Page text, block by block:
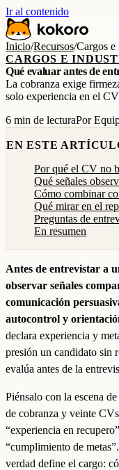
Ir al contenido
Inicio/Recursos/Cargos e
CARGOS E
Qué evaluar antes de
La cobranza exige
solo experiencia en el CV
6 min de lecturaPor
EN ESTE
Por qué el CV no
Qué señales
Cómo combinar
Qué mirar en el
Preguntas de
En resumen
Antes de entrevistar a
observar señales
comunicación
autocontrol y
declara experiencia y
presión un candidato sin
evalúa antes de la
Piénsalo con la escena
de cobranza y veinte
“experiencia en
“cumplimiento de
verdad define el cargo: